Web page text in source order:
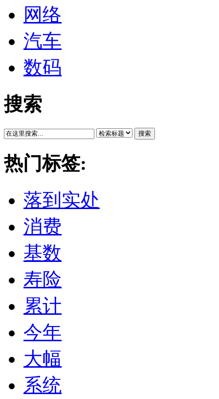
网络
汽车
数码
搜索
搜索
热门标签:
落到实处
消费
基数
寿险
累计
今年
大幅
系统